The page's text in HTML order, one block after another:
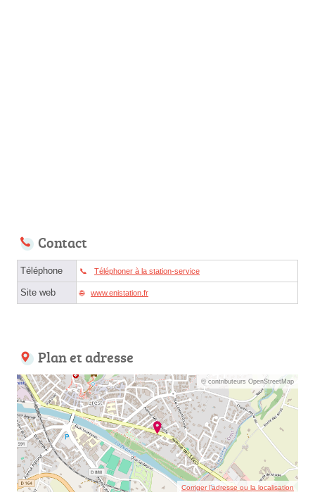
Contact
Téléphone Téléphoner à la station-service
Site web www.enistation.fr
Plan et adresse
© contributeurs OpenStreetMap
Corriger l’adresse ou la localisation